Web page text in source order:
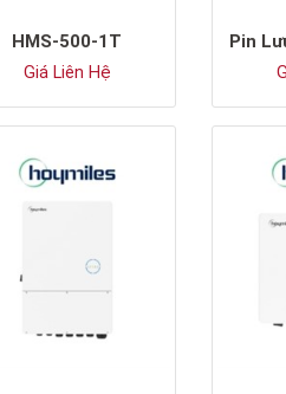
HMS-500-1T
Giá Liên Hệ